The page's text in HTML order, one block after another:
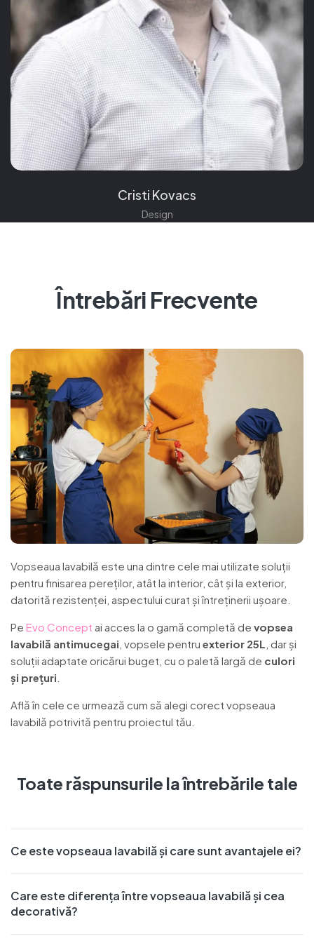
Cristi Kovacs
Design
Întrebări Frecvente
Vopseaua lavabilă este una dintre cele mai utilizate soluții
pentru finisarea pereților, atât la interior, cât și la exterior,
datorită rezistenței, aspectului curat și întreținerii ușoare.
Pe Evo Concept ai acces la o gamă completă de vopsea
lavabilă antimucegai , vopsele pentru exterior 25L , dar și
soluții adaptate oricărui buget, cu o paletă largă de culori
și prețuri
Află în cele ce urmează cum să alegi corect vopseaua
lavabilă potrivită pentru proiectul tău.
Toate răspunsurile la întrebările tale
Ce este vopseaua lavabilă și care sunt avantajele ei?
Care este diferența între vopseaua lavabilă și cea
decorativă?